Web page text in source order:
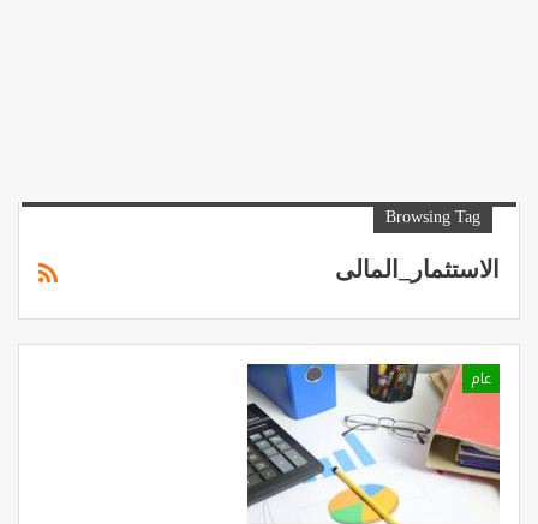
Browsing Tag
الاستثمار_المالى
عام